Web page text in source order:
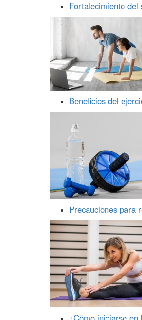
Fortalecimiento del
Beneficios del
Precauciones para
¿Cómo iniciarse